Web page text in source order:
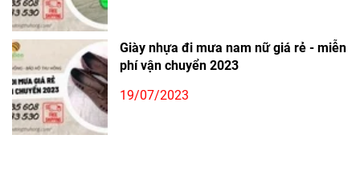
Giày nhựa đi mưa nam nữ giá rẻ - miễn
phí vận chuyển 2023
19/07/2023